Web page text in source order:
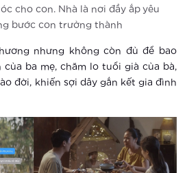
cho con. Nhà là nơi đầy ắp yêu
bước con trưởng thành
nhưng không còn đủ để bao
ba mẹ, chăm lo tuổi già của bà,
đời, khiến sợi dây gắn kết gia đình
Smart City ra mắt phân khu
3
tái hiện không gian Á Đông
vườn Nhật phía Tây Hà Nội